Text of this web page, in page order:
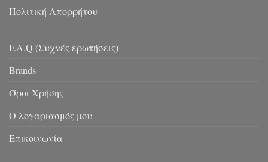
Πολιτική Απορρήτου
F.A.Q (Συχνές ερωτήσεις)
Brands
Όροι Χρήσης
Ο λογαριασμός μου
Επικοινωνία